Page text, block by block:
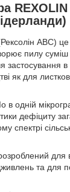
REXOLIN
АВС) це
пилу суміш
застосування в
як для
одній
дефіциту
спектрі
для
та для